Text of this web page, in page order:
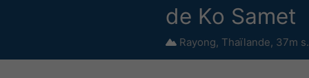
de Ko Samet
Rayong, Thaïlande, 37m